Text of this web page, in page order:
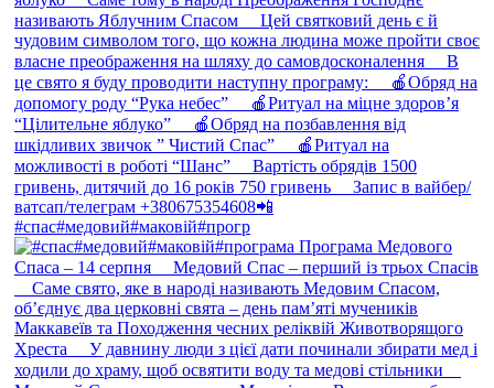
#спас#медовий#маковій#прогр